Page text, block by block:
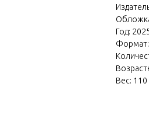
Год:
Вес: 110